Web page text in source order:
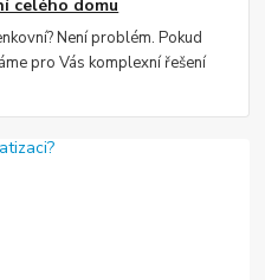
celého domu
Není problém. Pokud
pro Vás komplexní řešení